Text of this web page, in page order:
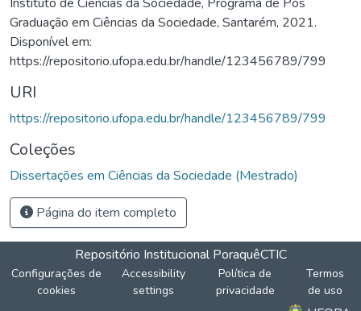
Graduação em Ciências da Sociedade, Santarém, 2021.
Disponível em:
https://repositorio.ufopa.edu.br/handle/123456789/799
URI
https://repositorio.ufopa.edu.br/handle/123456789/799
Coleções
Dissertações em Ciências da Sociedade (Mestrado)
Página do item completo
Repositório Institucional PoraquêCTIC
Configurações de
cookies
Accessibility
settings
Política de
privacidade
Termos
de uso